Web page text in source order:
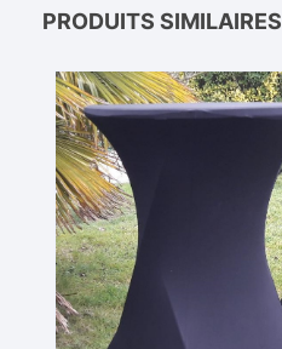
PRODUITS SIMILAIRES